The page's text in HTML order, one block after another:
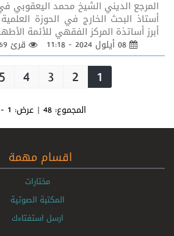
المرجع الديني الشيخ محمد
أستاذ البحث الخارج في الحوزة
أبرز أساتذة المركز الفقهي للأئمة
قرئ 269 مرة
1
2
3
4
5
المجموع:48 | عرض: 1 - 10
اقسام مهمة
مختارات
المكتبة الصوتية
ارسل استفتاءك